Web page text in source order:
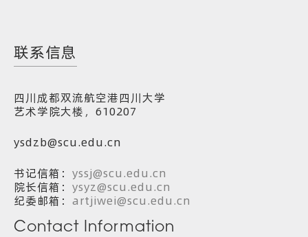
联系信息
四川成都双流航空港四川大学
艺术学院大楼，610207
ysdzb@scu.edu.cn
书记信箱： yssj@scu.edu.cn
院长信箱： ysyz@scu.edu.cn
纪委邮箱： artjiwei@scu.edu.cn
Contact Information